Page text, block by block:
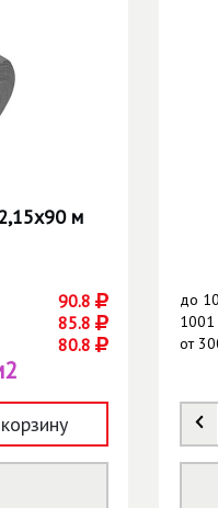
м
90.8
85.8
80.8
до
от